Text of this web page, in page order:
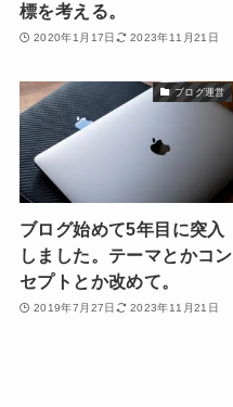
標を考える。
2020年1月17日 2023年11月21日
ブログ運営
ブログ始めて5年目に突入
しました。テーマとかコン
セプトとか改めて。
2019年7月27日 2023年11月21日